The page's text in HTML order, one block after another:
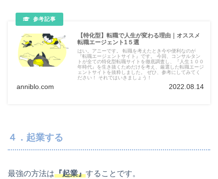
【特化型】転職で人生が変わる理由｜オススメ
転職エージェント1５選
はい。アニーです。 転職を考えたとき今や便利なのが
『転職エージェントサイト』です。 今回、コンサルタン
トが全ての特化型転職サイトを徹底調査し、『人生１００
年時代』を生き抜くためだけを考え、厳選した転職エージ
ェントサイトを抜粋しました。 ぜひ、参考にしてみてく
ださい！ それではいきましょう！
anniblo.com 2022.08.14
４．起業する
最強の方法は『起業』することです。